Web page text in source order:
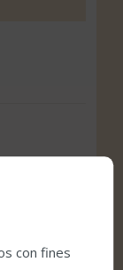
con fines